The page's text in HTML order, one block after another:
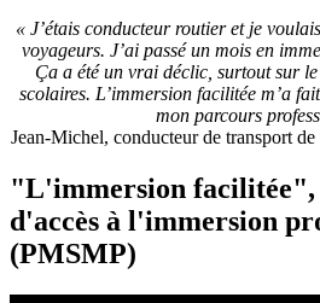
« J’étais conducteur routier et je
voyageurs. J’ai passé un mois en
Ça a été un vrai déclic, surtout sur
scolaires. L’immersion facilitée m’a
mon parcours
Jean-Michel, conducteur de transport
"L'immersion facilitée",
d'accès à l'immersion
(PMSMP)